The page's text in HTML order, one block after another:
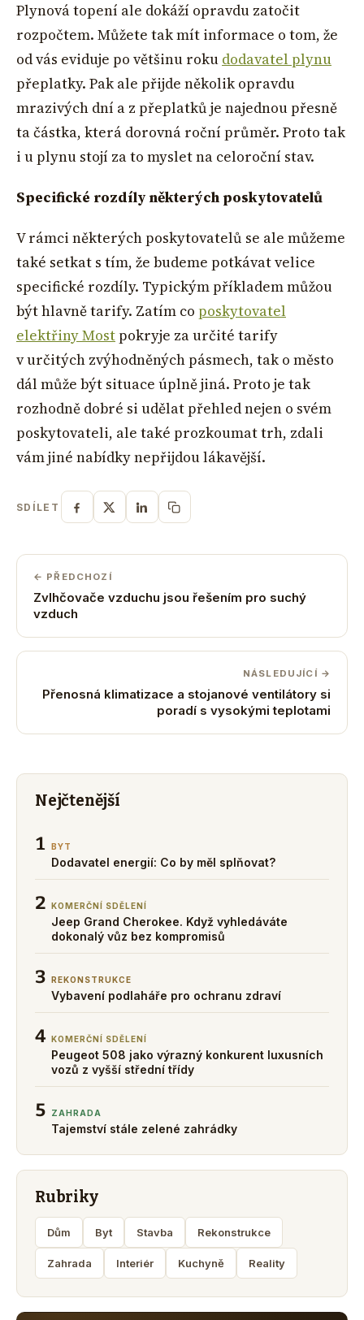
Plynová topení ale dokáží opravdu zatočit
rozpočtem. Můžete tak mít informace o tom, že
od vás eviduje po většinu roku dodavatel plynu
přeplatky. Pak ale přijde několik opravdu
mrazivých dní a z přeplatků je najednou přesně
ta částka, která dorovná roční průměr. Proto tak
i u plynu stojí za to myslet na celoroční stav.
Specifické rozdíly některých poskytovatelů
V rámci některých poskytovatelů se ale můžeme
také setkat s tím, že budeme potkávat velice
specifické rozdíly. Typickým příkladem můžou
být hlavně tarify. Zatím co poskytovatel
elektřiny Mostpokryje za určité tarify
v určitých zvýhodněných pásmech, tak o město
dál může být situace úplně jiná. Proto je tak
rozhodně dobré si udělat přehled nejen o svém
poskytovateli, ale také prozkoumat trh, zdali
vám jiné nabídky nepřijdou lákavější.
SDÍLET
← PŘEDCHOZÍ
Zvlhčovače vzduchu jsou řešením pro suchý
vzduch
NÁSLEDUJÍCÍ →
Přenosná klimatizace a stojanové ventilátory si
poradí s vysokými teplotami
Nejčtenější
1 BYT
Dodavatel energií: Co by měl splňovat?
2 KOMERČNÍ SDĚLENÍ
Jeep Grand Cherokee. Když vyhledáváte
dokonalý vůz bez kompromisů
3 REKONSTRUKCE
Vybavení podlaháře pro ochranu zdraví
4 KOMERČNÍ SDĚLENÍ
Peugeot 508 jako výrazný konkurent luxusních
vozů z vyšší střední třídy
5 ZAHRADA
Tajemství stále zelené zahrádky
Rubriky
Dům Byt Stavba Rekonstrukce
Zahrada Interiér Kuchyně Reality